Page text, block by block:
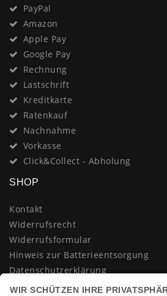
PayPal
Amazon
Apple Pay
Google Pay
Rechnung
Lastschrift
Kreditkarte
Ratenkauf
Nachnahme
Vorkasse
Click&Collect - Abholung
SHOP
Kontakt
Widerrufsrecht
Widerrufsformular
Hinweis zur Batterieentsorgung
Datenschutzerklärung
AGB